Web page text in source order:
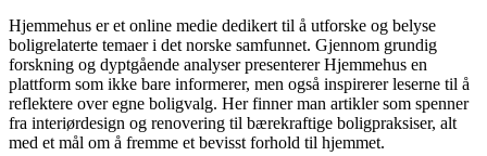
Hjemmehus er et online medie dedikert til å utforske og belyse
boligrelaterte temaer i det norske samfunnet. Gjennom grundig
forskning og dyptgående analyser presenterer Hjemmehus en
plattform som ikke bare informerer, men også inspirerer leserne til å
reflektere over egne boligvalg. Her finner man artikler som spenner
fra interiørdesign og renovering til bærekraftige boligpraksiser, alt
med et mål om å fremme et bevisst forhold til hjemmet.